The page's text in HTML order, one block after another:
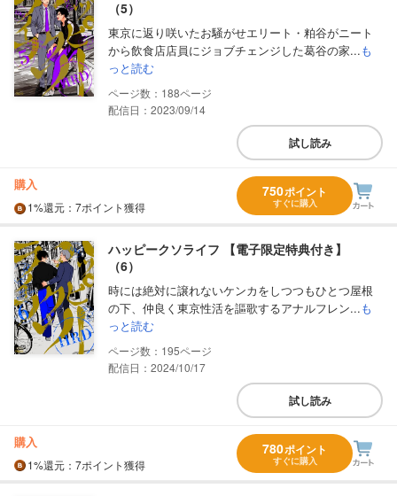
（5）
東京に返り咲いたお騒がせエリート・粕谷がニート
から飲食店店員にジョブチェンジした葛谷の家...も
っと読む
188
配信日：2023/09/14
試し読み
購入
1%還元 ：7ポイント獲得
750ポイント
すぐに購入
ハッピークソライフ 【電子限定特典付き】
（6）
時には絶対に譲れないケンカをしつつもひとつ屋根
の下、仲良く東京性活を謳歌するアナルフレン...も
っと読む
195
配信日：2024/10/17
試し読み
購入
1%還元 ：7ポイント獲得
780ポイント
すぐに購入